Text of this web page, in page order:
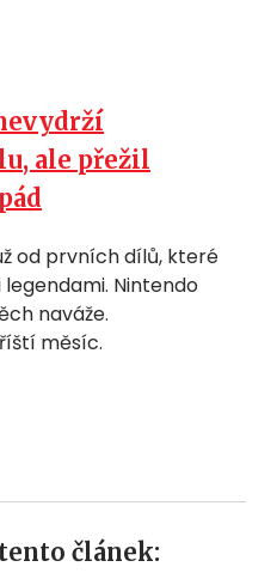
ale přežil
od prvních dílů, které
Nintendo
naváže.
měsíc.
článek: